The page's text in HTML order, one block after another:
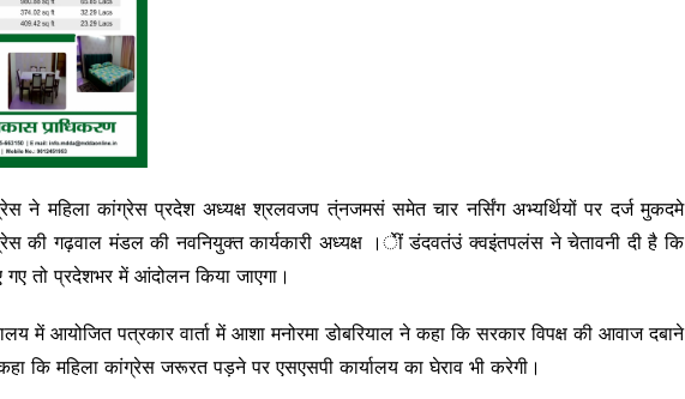
ने महिला कांग्रेस प्रदेश अध्यक्ष श्रलवजप त्ंनजमसं समेत चार नर्सिंग अभ्यर्थियों पर दर्ज मुकदमे
की गढ़वाल मंडल की नवनियुक्त कार्यकारी अध्यक्ष ।ेीं डंदवतंउं क्वइंतपलंस ने चेतावनी दी है कि
तो प्रदेशभर में आंदोलन किया जाएगा।
में आयोजित पत्रकार वार्ता में आशा मनोरमा डोबरियाल ने कहा कि सरकार विपक्ष की आवाज दबाने
कि महिला कांग्रेस जरूरत पड़ने पर एसएसपी कार्यालय का घेराव भी करेगी।